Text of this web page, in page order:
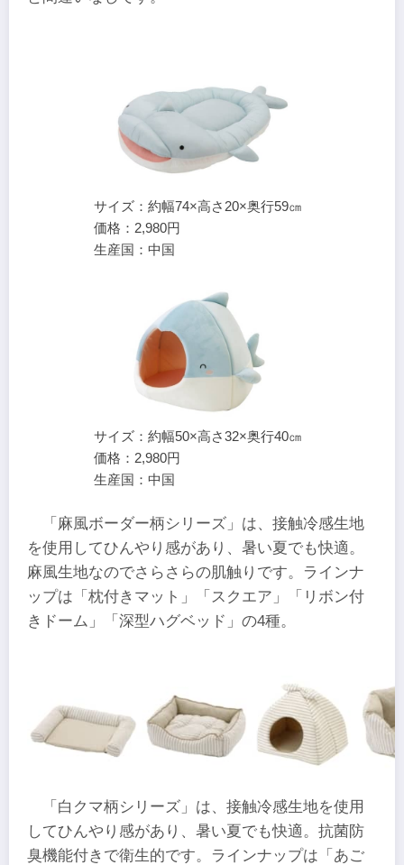
サイズ：約幅74×高さ20×奥行59㎝
価格：2,980円
生産国：中国
サイズ：約幅50×高さ32×奥行40㎝
価格：2,980円
生産国：中国
「麻風ボーダー柄シリーズ」は、接触冷感生地
を使用してひんやり感があり、暑い夏でも快適。
麻風生地なのでさらさらの肌触りです。ラインナ
ップは「枕付きマット」「スクエア」「リボン付
きドーム」「深型ハグベッド」の4種。
「白クマ柄シリーズ」は、接触冷感生地を使用
してひんやり感があり、暑い夏でも快適。抗菌防
臭機能付きで衛生的です。ラインナップは「あご